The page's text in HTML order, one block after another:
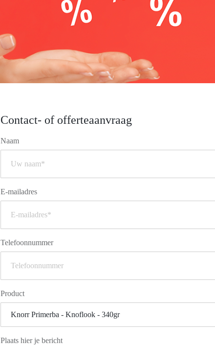
Contact- of offerteaanvraag
Naam
E-mailadres
Telefoonnummer
Product
Plaats hier je bericht